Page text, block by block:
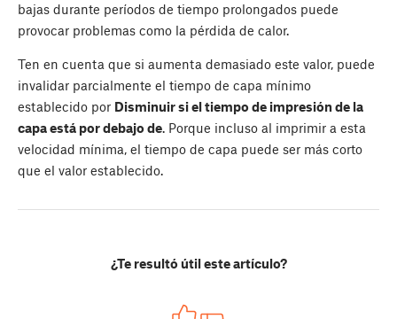
bajas durante períodos de tiempo prolongados puede
provocar problemas como la pérdida de calor.
Ten en cuenta que si aumenta demasiado este valor, puede
invalidar parcialmente el tiempo de capa mínimo
establecido por Disminuir si el tiempo de impresión de la
capa está por debajo de. Porque incluso al imprimir a esta
velocidad mínima, el tiempo de capa puede ser más corto
que el valor establecido.
¿Te resultó útil este artículo?